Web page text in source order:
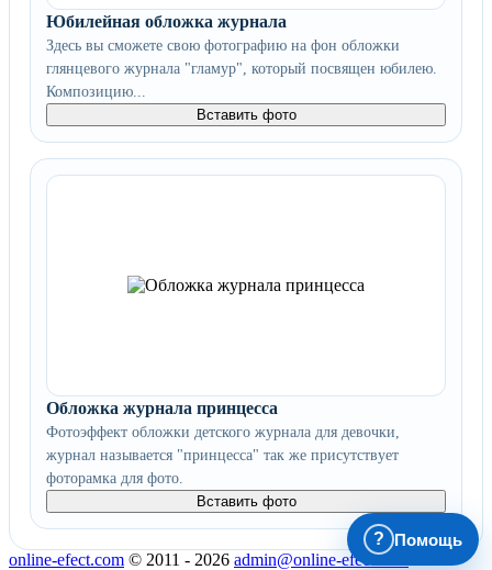
Юбилейная обложка журнала
Здесь вы сможете свою фотографию на фон обложки
глянцевого журнала "гламур", который посвящен юбилею.
Композицию...
Вставить фото
Обложка журнала принцесса
Фотоэффект обложки детского журнала для девочки,
журнал называется "принцесса" так же присутствует
фоторамка для фото.
Вставить фото
online-efect.com © 2011 - 2026 admin@online-efect.com
? Помощь